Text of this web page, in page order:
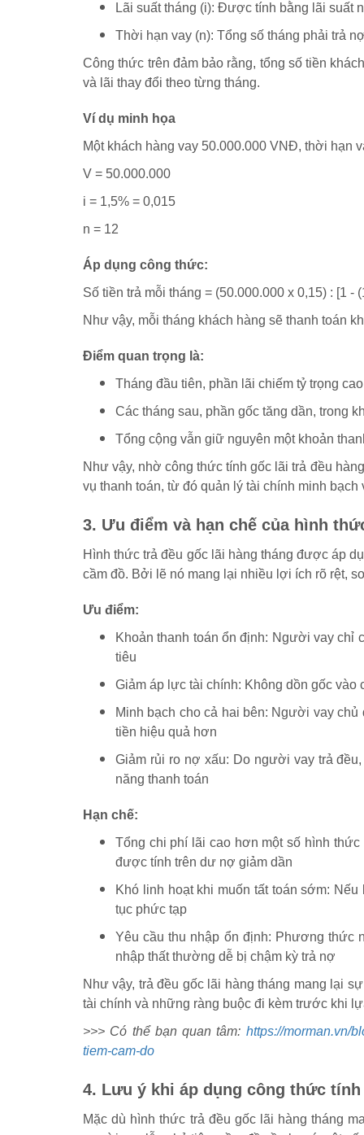
Lãi suất tháng (i): Được tính bằng lãi suất
Thời hạn vay (n): Tổng số tháng phải trả
Công thức trên đảm bảo rằng, tổng số tiền
và lãi thay đổi theo từng tháng.
Ví dụ minh họa
Một khách hàng vay 50.000.000 VNĐ, thời hạn
V = 50.000.000
i = 1,5% = 0,015
n = 12
Áp dụng công thức:
Số tiền trả mỗi tháng = (50.000.000 x 0,15) : [1 -
Như vậy, mỗi tháng khách hàng sẽ thanh toán
Điểm quan trọng là:
Tháng đầu tiên, phần lãi chiếm tỷ trọng
Các tháng sau, phần gốc tăng dần, trong
Tổng cộng vẫn giữ nguyên một khoản
Như vậy, nhờ công thức tính gốc lãi trả đều
vụ thanh toán, từ đó quản lý tài chính minh bạch
3. Ưu điểm và hạn chế của hình
Hình thức trả đều gốc lãi hàng tháng được áp
cầm đồ. Bởi lẽ nó mang lại nhiều lợi ích rõ rệt,
Ưu điểm:
Khoản thanh toán ổn định: Người vay chỉ
tiêu
Giảm áp lực tài chính: Không dồn gốc vào
Minh bạch cho cả hai bên: Người vay
tiền hiệu quả hơn
Giảm rủi ro nợ xấu: Do người vay trả
năng thanh toán
Hạn chế:
Tổng chi phí lãi cao hơn một số hình
được tính trên dư nợ giảm dần
Khó linh hoạt khi muốn tất toán sớm:
tục phức tạp
Yêu cầu thu nhập ổn định: Phương thức
nhập thất thường dễ bị chậm kỳ trả nợ
Như vậy, trả đều gốc lãi hàng tháng mang lại
tài chính và những ràng buộc đi kèm trước khi
>>> Có thể bạn quan tâm: https://morman.vn/
tiem-cam-do
4. Lưu ý khi áp dụng công thức
Mặc dù hình thức trả đều gốc lãi hàng tháng